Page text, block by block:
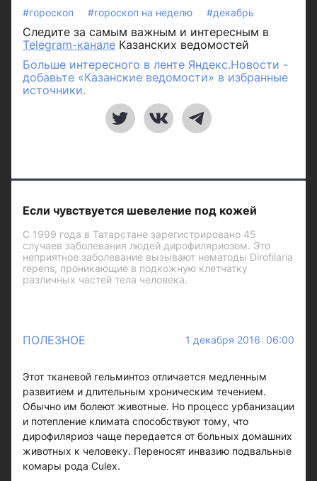
#гороскоп #гороскоп на неделю #декабрь
Следите за самым важным и интересным в
Telegram-канале Казанских ведомостей
Больше интересного в ленте Яндекс.Новости -
добавьте «Казанские ведомости» в избранные
источники.
Если чувствуется шевеление под кожей
С 1999 года в Татарстане зарегистрировано 45
случаев заболевания людей дирофиляриозом. Это
неприятное заболевание вызывают нематоды Dirofilaria
repens, проникающие в подкожную клетчатку
различных частей тела человека.
ПОЛЕЗНОЕ 1 декабря 2016 06:00
Этот тканевой гельминтоз отличается медленным
развитием и длительным хроническим течением.
Обычно им болеют животные. Но процесс урбанизации
и потепление климата способствуют тому, что
дирофиляриоз чаще передается от больных домашних
животных к человеку. Переносят инвазию подвальные
комары рода Culeх.